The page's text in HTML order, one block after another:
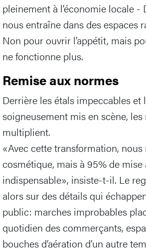
pleinement à l’économie locale -
nous entraîne dans des espaces
Non pour ouvrir l’appétit, mais
ne fonctionne plus.
Remise aux normes
Derrière les étals impeccables et
soigneusement mis en scène, les
multiplient.
«Avec cette transformation,
cosmétique, mais à 95% de mise
indispensable», insiste-t-il. Le
alors sur des détails qui
public: marches improbables
quotidien des commerçants,
bouches d’aération d’un autre